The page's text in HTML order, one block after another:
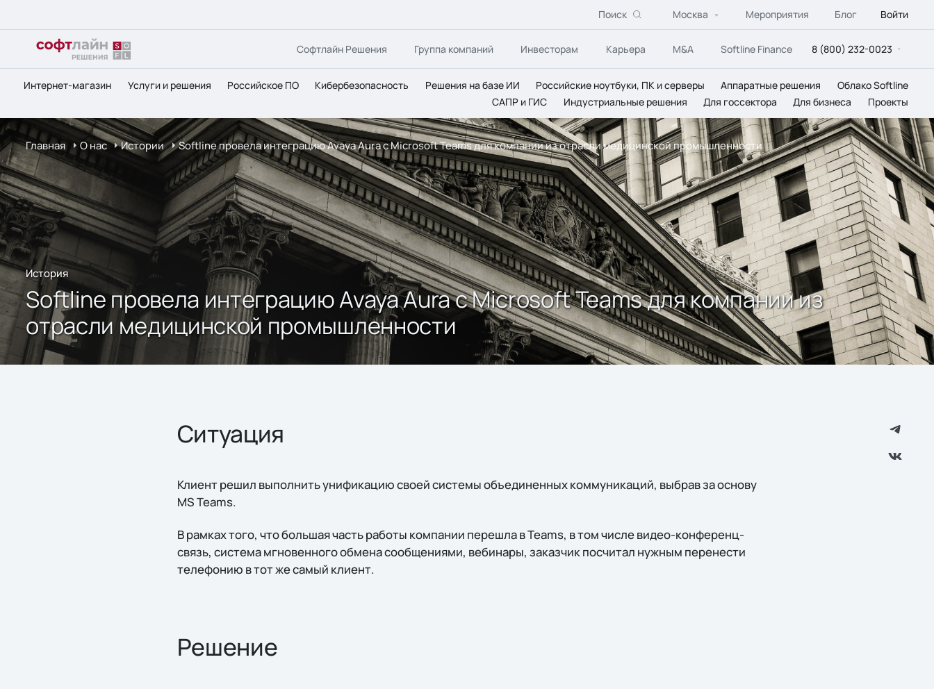
Поиск Москва Мероприятия Блог Войти
Софтлайн Решения Группа компаний Инвесторам Карьера M&A Softline Finance 8 (800) 232-0023
Интернет-магазин Услуги и решения Российское ПО Кибербезопасность Решения на базе ИИ Российские ноутбуки, ПК и серверы Аппаратные решения
Облако Softline
САПР и ГИС
Индустриальные решения Для госсектора Для бизнеса Проекты
Главная О нас Истории Softline провела интеграцию Avaya Aura с Microsoft Teams для компании из отрасли медицинской промышленности
История
Softline провела интеграцию Avaya Aura с Microsoft Teams для компании из
отрасли медицинской промышленности
Ситуация
Клиент решил выполнить унификацию своей системы объединенных коммуникаций, выбрав за основу
MS Teams.
В рамках того, что большая часть работы компании перешла в Teams, в том числе видео-конференц-
связь, система мгновенного обмена сообщениями, вебинары, заказчик посчитал нужным перенести
телефонию в тот же самый клиент.
Решение